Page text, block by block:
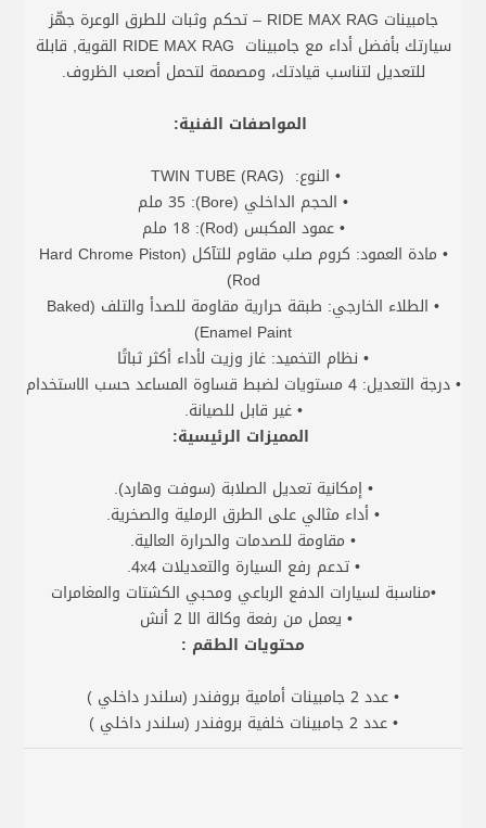
جامبينات RIDE MAX RAG – تحكم وثبات للطرق الوعرة جهّز
سيارتك بأفضل أداء مع جامبينات RIDE MAX RAG القوية, قابلة
للتعديل لتناسب قيادتك، ومصممة لتحمل أصعب الظروف.
المواصفات الفنية:
• النوع: (RAG) TWIN TUBE
• الحجم الداخلي (Bore): 35 ملم
• عمود المكبس (Rod): 18 ملم
• مادة العمود: كروم صلب مقاوم للتآكل (Hard Chrome Piston
Rod)
• الطلاء الخارجي: طبقة حرارية مقاومة للصدأ والتلف (Baked
Enamel Paint)
• نظام التخميد: غاز وزيت لأداء أكثر ثباتًا
• درجة التعديل: 4 مستويات لضبط قساوة المساعد حسب الاستخدام
• غير قابل للصيانة.
المميزات الرئيسية:
• إمكانية تعديل الصلابة (سوفت وهارد).
• أداء مثالي على الطرق الرملية والصخرية.
• مقاومة للصدمات والحرارة العالية.
• تدعم رفع السيارة والتعديلات 4x4.
•مناسبة لسيارات الدفع الرباعي ومحبي الكشتات والمغامرات
• يعمل من رفعة وكالة الا 2 أنش
محتويات الطقم :
• عدد 2 جامبينات أمامية بروفندر (سلندر داخلي )
• عدد 2 جامبينات خلفية بروفندر (سلندر داخلي )